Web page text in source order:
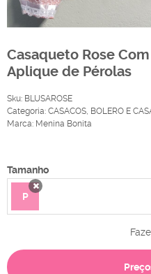
Casaqueto Rose
Aplique de Pérolas
Sku: BLUSAROSE
Categoria: CASACOS, BOLERO E
Marca: Menina Bonita
Tamanho
P